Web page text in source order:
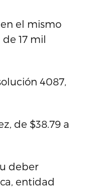
el mismo
17 mil
4087,
de $38.79 a
deber
entidad